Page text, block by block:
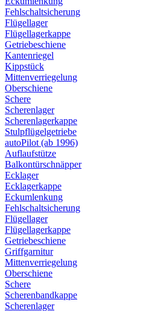
Fehlschaltsicherung
Flügellager
Flügellagerkappe
Getriebeschiene
Kantenriegel
Kippstück
Mittenverriegelung
Oberschiene
Schere
Scherenlager
Scherenlagerkappe
Stulpflügelgetriebe
autoPilot (ab 1996)
Auflaufstütze
Balkontürschnäpper
Ecklager
Ecklagerkappe
Eckumlenkung
Fehlschaltsicherung
Flügellager
Flügellagerkappe
Getriebeschiene
Griffgarnitur
Mittenverriegelung
Oberschiene
Schere
Scherenbandkappe
Scherenlager